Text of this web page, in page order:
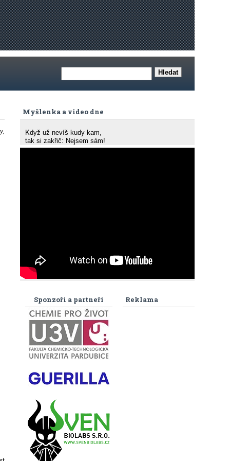
Myšlenka a video dne
Když už nevíš kudy kam,
tak si zakřič: Nejsem sám!
Reklama
Sponzoři a partneři